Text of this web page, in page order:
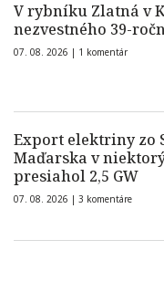
V rybníku Zlatná v
nezvestného 39-
07. 08. 2026 | 1 komentár
Export elektriny zo
Maďarska v
presiahol 2,5 GW
07. 08. 2026 | 3 komentáre